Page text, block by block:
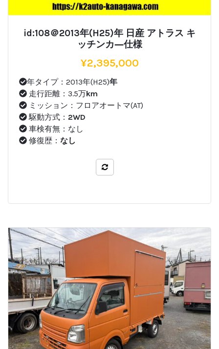
id:108＠2013年(H25)年 日産 アトラス キ
ッチンカ―仕様
¥2,395,000
年タイプ：2013年(H25)年
走行距離：3.5万km
ミッション：フロアオートマ(AT)
駆動方式： 2WD
車検有無：なし
修復歴： なし
比較する